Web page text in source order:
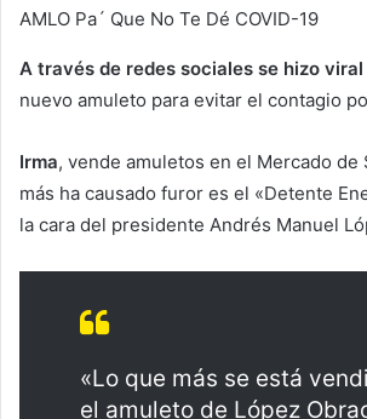
AMLO Pa´ Que No Te Dé COVID-19
A través de redes sociales se hizo
nuevo amuleto para evitar el contagio
Irma, vende amuletos en el Mercado de
más ha causado furor es el «Detente
la cara del presidente Andrés Manuel
«Lo que más se está
el amuleto de López